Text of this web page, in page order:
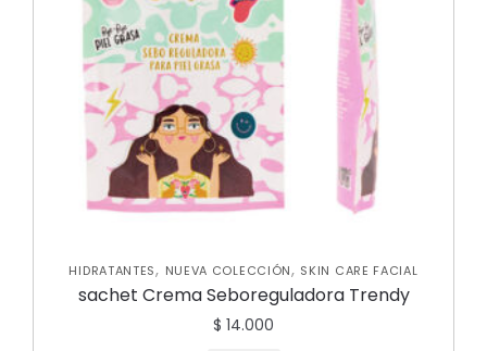
HIDRATANTES, NUEVA COLECCIÓN, SKIN CARE FACIAL
sachet Crema Seboreguladora Trendy
$ 14.000